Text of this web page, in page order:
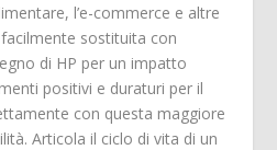
l’e-commerce e altre
sostituita con
di HP per un impatto
positivi e duraturi per il
con questa maggiore
Articola il ciclo di vita di un